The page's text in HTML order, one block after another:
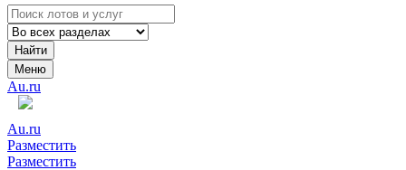
Найти
Меню
Au.ru
Au.ru
Разместить
Разместить